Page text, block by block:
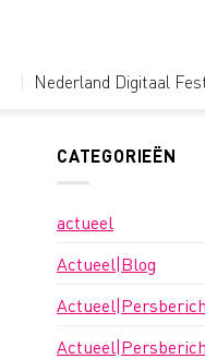
Nederland Digitaal
CATEGORIEËN
actueel
Actueel|Blog